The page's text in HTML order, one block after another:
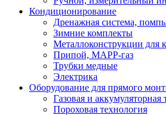
Кондиционирование
Дренажная система,
Зимние комплекты
Металлоконструкции для
Припой, МАРР-газ
Трубки медные
Электрика
Оборудование для прямого
Газовая и аккумуляторная
Пороховая технология